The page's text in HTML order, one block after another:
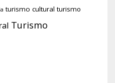
turismo cultural turismo
Turismo